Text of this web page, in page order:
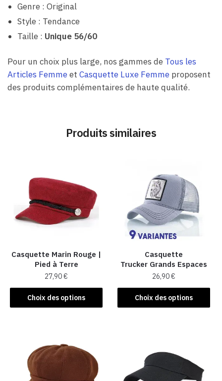
Genre : Original
Style : Tendance
Taille : Unique 56/60
Pour un choix plus large, nos gammes de Tous les
Articles Femmeet Casquette Luxe Femme proposent
des produits complémentaires de haute qualité.
Produits similaires
Casquette Marin Rouge |
Pied à Terre
27,90€
Choix des options
Ce
produit
variations.
Les
Casquette
Trucker Grands Espaces
26,90€
Choix des options
Ce
produit
Les
options
peuvent